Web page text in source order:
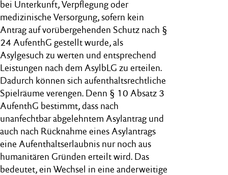
bei Unterkunft, Verpflegung oder
medizinische Versorgung, sofern kein
Antrag auf vorübergehenden Schutz nach §
24 AufenthG gestellt wurde, als
Asylgesuch zu werten und entsprechend
Leistungen nach dem AsylbLG zu erteilen.
Dadurch können sich aufenthaltsrechtliche
Spielräume verengen. Denn § 10 Absatz 3
AufenthG bestimmt, dass nach
unanfechtbar abgelehntem Asylantrag und
auch nach Rücknahme eines Asylantrags
eine Aufenthaltserlaubnis nur noch aus
humanitären Gründen erteilt wird. Das
bedeutet, ein Wechsel in eine anderweitige